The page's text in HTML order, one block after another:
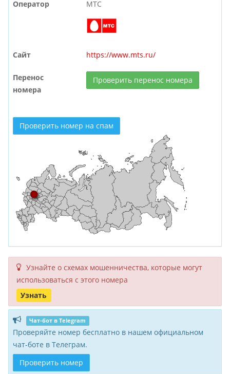
Оператор МТС
Сайт https://www.mts.ru/
Перенос
номера
Проверить перенос номера
Проверить номер на спам
Узнайте о схемах мошенни­чества, кото­рые могут
исполь­зоваться с этого номера
Узнать
Чат-бот в Telegram
Проверяйте номер бесплатно в нашем официальном
чат-боте в Телеграм.
Проверить номер